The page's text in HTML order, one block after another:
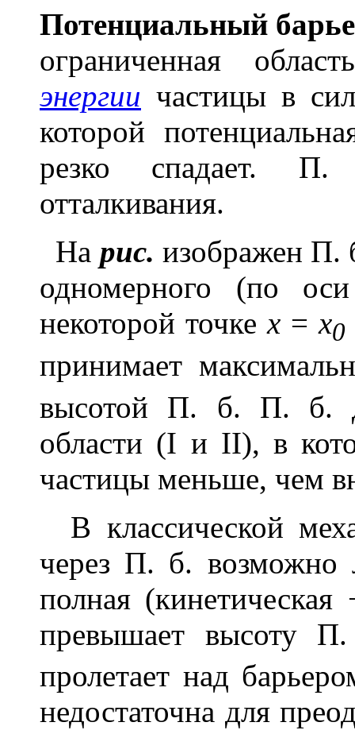
Потенциальный барье
ограниченная
энергии частицы в
которой
резко спадает. П.
отталкивания.
На рис. изображен П.
одномерного (по
некоторой точкех = x0
принимает
высотой П. б. П. б.
области (I и II), в
частицы меньше, чем
В классической
через П. б. возможно
полная
превышает высоту
пролетает над
недостаточна для